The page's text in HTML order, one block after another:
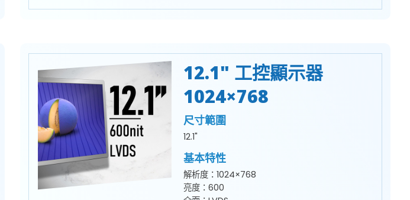
12.1" 工控顯示器
1024×768
尺寸範圍
12.1"
基本特性
解析度：1024×768
亮度：600